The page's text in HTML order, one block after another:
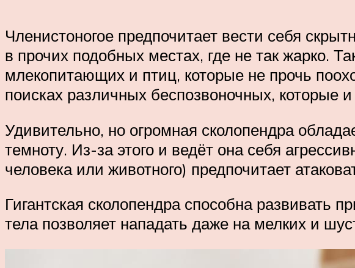
Членистоногое предпочитает вести себя
в прочих подобных местах, где не так жарко.
млекопитающих и птиц, которые не прочь
поисках различных беспозвоночных, которые
Удивительно, но огромная сколопендра
темноту. Из-за этого и ведёт она себя
человека или животного) предпочитает
Гигантская сколопендра способна развивать
тела позволяет нападать даже на мелких и